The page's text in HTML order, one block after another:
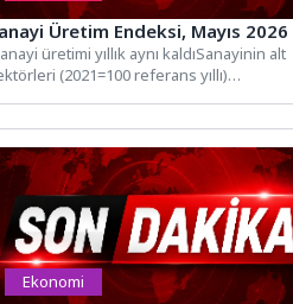
Üretim Endeksi, Mayıs 2026
üretimi yıllık aynı kaldıSanayinin alt
(2021=100 referans yıllı)
Ekonomi